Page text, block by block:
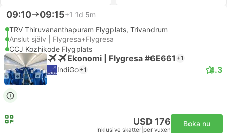
09:10 09:15+1 1d 5m
TRV Thiruvananthapuram Flygplats, Trivandrum
Anslut själv | Flygresa+Flygresa
CCJ Kozhikode Flygplats
Ekonomi | Flygresa #6E661 +1
IndiGo +1 4.3
USD 176
Inklusive skatter per vuxen
Boka nu